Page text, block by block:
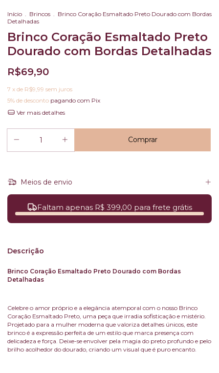
Início Brincos
Brinco Coração Esmaltado Preto Dourado com Bordas
Detalhadas
Brinco Coração Esmaltado Preto
Dourado com Bordas Detalhadas
R$69,90
7 x de R$9,99 sem juros
5% de desconto pagando com Pix
Ver mais detalhes
Meios de envio
Faltam apenas R$ 399,00 para frete grátis
Descrição
Brinco Coração Esmaltado Preto Dourado com Bordas
Detalhadas
Celebre o amor próprio e a elegância atemporal com o nosso Brinco
Coração Esmaltado Preto, uma peça que irradia sofisticação e mistério.
Projetado para a mulher moderna que valoriza detalhes únicos, este
brinco é a expressão perfeita de um estilo que marca presença com
delicadeza e força. Deixe-se envolver pela magia do preto profundo e pelo
brilho acolhedor do dourado, criando um visual que é puro encanto.